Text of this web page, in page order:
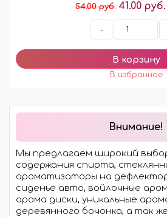
54.00 руб. 41.00 руб.
-
Внимание!
Мы предлагаем широкий
содержания спирта,
ароматизаторы на
сиденье авто, войлочные
арома диски, уникальные
деревянного бочонка, а так